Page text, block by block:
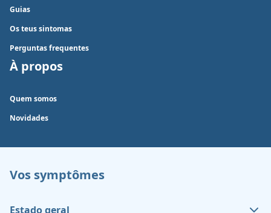
Guias
Os teus sintomas
Perguntas frequentes
À propos
Quem somos
Novidades
Vos symptômes
Estado geral